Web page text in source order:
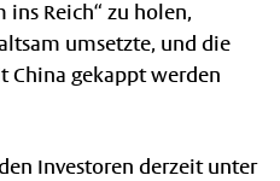
Reich“ zu holen,
umsetzte, und die
China gekappt werden
Investoren derzeit unter